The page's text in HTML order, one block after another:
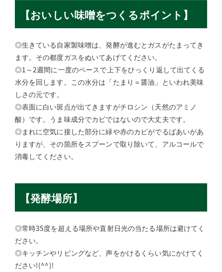
【おいしい味噌をつくるポイント】
◎生きている自家製味噌は、発酵が進むとガスがたまってき
ます。その都度ガスをぬいてあげてください。
◎1～2週間に一度のペースで上下をひっくり返して出てくる
水分を回します。この水分は「たまり＝醤油」といわれ美味
しさの元です。
◎表面に白い斑点が出てきますがチロシン（天然のアミノ
酸）です。うま味成分でカビではないので大丈夫です。
◎まれに空気に接した部分に緑や赤のカビがでるばあいがあ
りますが、その箇所をスプーンで取り除いて、アルコールで
消毒してください。
【発酵場所】
◎常時35度を超える場所や直射日光の当たる場所は避けてく
ださい。
◎キッチンやリビングなど、声をかけるくらい気にかけてく
ださい!(^^)!